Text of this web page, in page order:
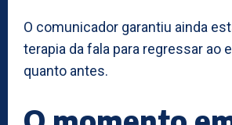
O comunicador garantiu ainda
terapia da fala para regressar ao
quanto antes.